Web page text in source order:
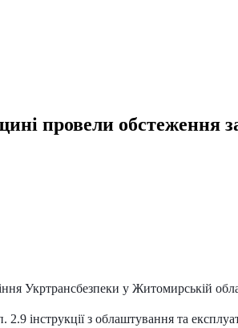
провели обстеження
Укртрансбезпеки у Житомирській
інструкції з облаштування та